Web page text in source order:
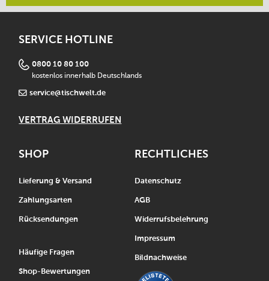
SERVICE HOTLINE
0800 10 80 100
kostenlos innerhalb Deutschlands
service@tischwelt.de
VERTRAG WIDERRUFEN
SHOP
Lieferung & Versand
Zahlungsarten
Rücksendungen
Häufige Fragen
Shop-Bewertungen
RECHTLICHES
Datenschutz
AGB
Widerrufsbelehrung
Impressum
Bildnachweise